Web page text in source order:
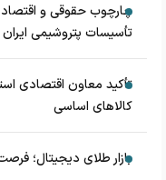
چارچوب حقوقی و
تأسیسات پتروشیمی ایران
تأکید معاون اقتصادی
کالاهای اساسی
بازار طلای دیجیتال؛